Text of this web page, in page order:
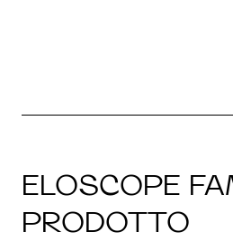
ELOSCOPE
PRODOTTO